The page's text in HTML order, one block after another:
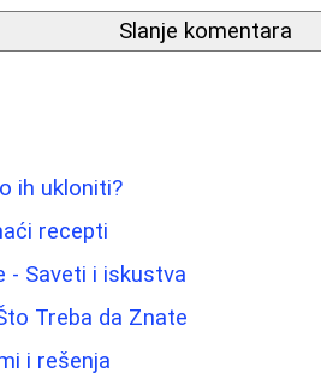
Slanje komentara
ih ukloniti?
recepti
- Saveti i iskustva
Treba da Znate
i rešenja